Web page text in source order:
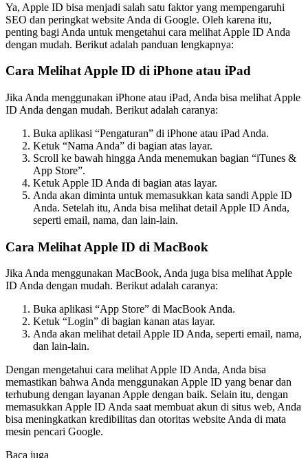
Ya, Apple ID bisa menjadi salah satu faktor yang mempengaruhi
SEO dan peringkat website Anda di Google. Oleh karena itu,
penting bagi Anda untuk mengetahui cara melihat Apple ID Anda
dengan mudah. Berikut adalah panduan lengkapnya:
Cara Melihat Apple ID di iPhone atau iPad
Jika Anda menggunakan iPhone atau iPad, Anda bisa melihat Apple
ID Anda dengan mudah. Berikut adalah caranya:
Buka aplikasi “Pengaturan” di iPhone atau iPad Anda.
Ketuk “Nama Anda” di bagian atas layar.
Scroll ke bawah hingga Anda menemukan bagian “iTunes &
App Store”.
Ketuk Apple ID Anda di bagian atas layar.
Anda akan diminta untuk memasukkan kata sandi Apple ID
Anda. Setelah itu, Anda bisa melihat detail Apple ID Anda,
seperti email, nama, dan lain-lain.
Cara Melihat Apple ID di MacBook
Jika Anda menggunakan MacBook, Anda juga bisa melihat Apple
ID Anda dengan mudah. Berikut adalah caranya:
Buka aplikasi “App Store” di MacBook Anda.
Ketuk “Login” di bagian kanan atas layar.
Anda akan melihat detail Apple ID Anda, seperti email, nama,
dan lain-lain.
Dengan mengetahui cara melihat Apple ID Anda, Anda bisa
memastikan bahwa Anda menggunakan Apple ID yang benar dan
terhubung dengan layanan Apple dengan baik. Selain itu, dengan
memasukkan Apple ID Anda saat membuat akun di situs web, Anda
bisa meningkatkan kredibilitas dan otoritas website Anda di mata
mesin pencari Google.
Baca juga